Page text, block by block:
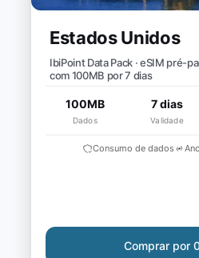
Estados Unidos
IbiPoint Data Pack · eSIM pré-
com 100MB por 7 dias
100MB
Dados
7 dias
Validade
Consumo de dados
Comprar por